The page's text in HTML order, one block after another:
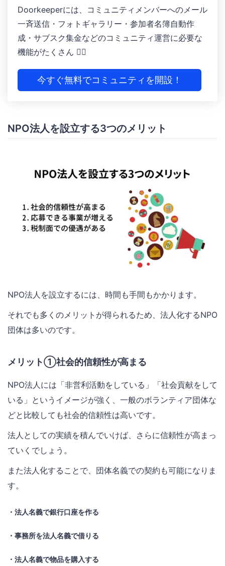
Doorkeeperには、コミュニティメンバーへのメール
一斉送信・フォトギャラリー ・参加者名簿自動作
成 ・サブスク集金などのコミュニティ運営に必要な
機能がたくさん 🙆‍♀️
今すぐ無料でコミュニティを開設！
NPO法人を設立する3つのメリット
NPO法人を設立するには、時間も手間もかかります。
それでも多くのメリットが得られるため、法人化するNPO
団体は多いのです。
メリット①社会的信頼性が高まる
NPO法人には「非営利活動をしている」「社会貢献をして
いる」というイメージが強く、一般のボランティア団体な
どと比較しても社会的信頼性は高いです。
法人としての実績を積んでいけば、さらに信頼性が高まっ
ていくでしょう。
また法人化することで、団体名義での契約も可能になりま
す。
・法人名義で銀行口座を作る
・事務所を法人名義で借りる
・法人名義で物品を購入する